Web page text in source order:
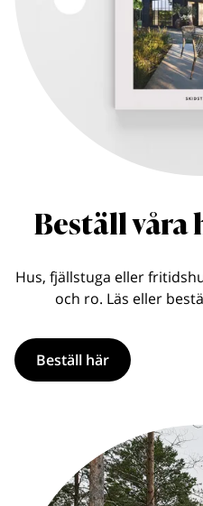
Beställ våra
Hus, fjällstuga eller
och ro. Läs eller
Beställ här